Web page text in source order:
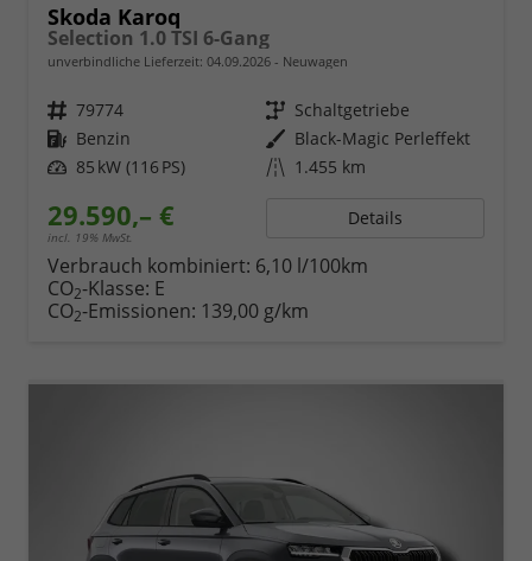
Skoda Karoq
Selection 1.0 TSI 6-Gang
unverbindliche Lieferzeit: 04.09.2026 Neuwagen
Fahrzeugnr. 79774 Getriebe Schaltgetriebe
Kraftstoff Benzin Außenfarbe Black-Magic Perleffekt
Leistung 85 kW (116 PS) Kilometerstand 1.455 km
29.590,– €
incl. 19% MwSt.
Details
Verbrauch kombiniert: 6,10 l/100km
CO2-Klasse: E
CO2-Emissionen: 139,00 g/km